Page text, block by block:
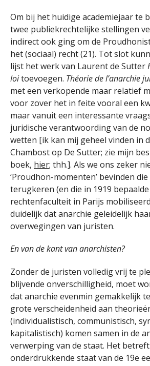
Om bij het huidige academiejaar te
twee publiekrechtelijke stellingen
indirect ook ging om de
het (sociaal) recht (21). Tot slot
lijst het werk van Laurent de Sutter
loitoevoegen. Théorie de l’anarchie
met een verkopende maar relatief
voor zover het in feite vooral een
maar vanuit een interessante
juridische verantwoording van de
wetten [ik kan mij geheel vinden in
Chambost op De Sutter; zie mijn
boek, hier; thh.]. Als we ons zeker
‘Proudhon-momenten’ bevinden
terugkeren (en die in 1919
rechtenfaculteit in Parijs
duidelijk dat anarchie geleidelijk
overwegingen van juristen.
En van de kant van anarchisten?
Zonder de juristen volledig vrij te
blijvende onverschilligheid, moet
dat anarchie evenmin gemakkelijk
grote verscheidenheid aan
(individualistisch, communistisch,
kapitalistisch) komen samen in de
verwerping van de staat. Het
onderdrukkende staat van de 19e